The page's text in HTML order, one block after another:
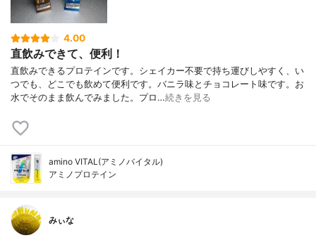
4.00
直飲みできて、便利！
直飲みできるプロテインです。シェイカー不要で持ち運びしやすく、い
つでも、どこでも飲めて便利です。バニラ味とチョコレート味です。お
水でそのまま飲んでみました。プロ…続きを見る
amino VITAL(アミノバイタル)
アミノプロテイン
みぃな